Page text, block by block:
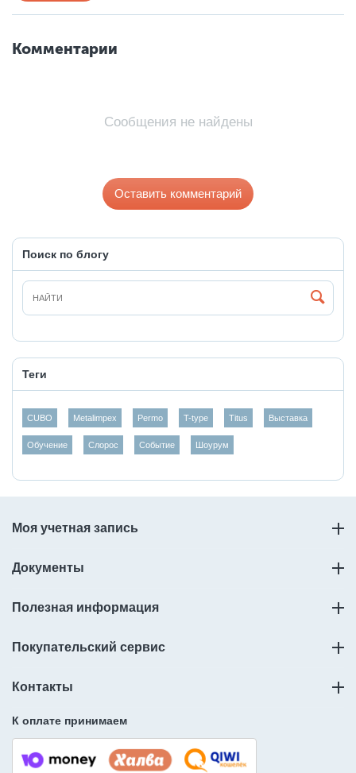
Комментарии
Сообщения не найдены
Оставить комментарий
Поиск по блогу
Теги
CUBO Metalimpex Permo T-type Titus Выставка
Обучение Слорос Событие Шоурум
Моя учетная запись
Документы
Полезная информация
Покупательский сервис
Контакты
К оплате принимаем